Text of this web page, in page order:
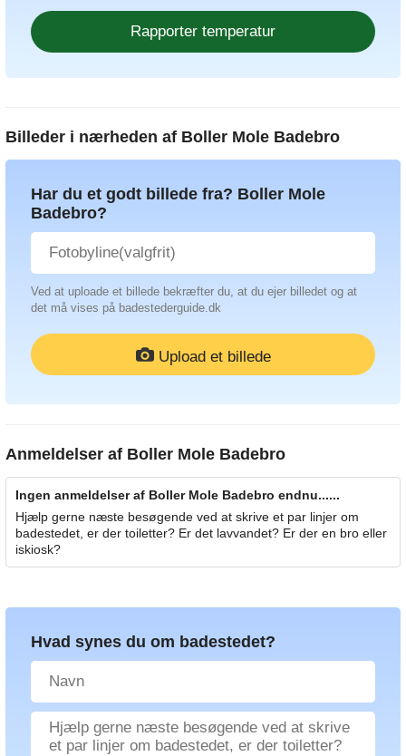
Billeder i nærheden af Boller Mole Badebro
Har du et godt billede fra? Boller Mole
Badebro?
Ved at uploade et billede bekræfter du, at du ejer billedet og at
det må vises på badestederguide.dk
Upload et billede
Anmeldelser af Boller Mole Badebro
Ingen anmeldelser af Boller Mole Badebro endnu......
Hjælp gerne næste besøgende ved at skrive et par linjer om
badestedet, er der toiletter? Er det lavvandet? Er der en bro eller
iskiosk?
Hvad synes du om badestedet?